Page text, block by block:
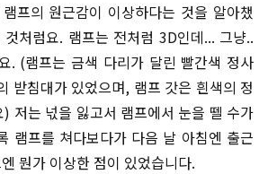
프의 원근감이 이상하다는 것을 알아챘
처럼요. 램프는 전처럼 3D인데... 그냥..
. (램프는 금색 다리가 달린 빨간색 정사
받침대가 있었으며, 램프 갓은 흰색의 정
저는 넋을 잃고서 램프에서 눈을 뗄 수가
램프를 쳐다보다가 다음 날 아침엔 출근
뭔가 이상한 점이 있었습니다.